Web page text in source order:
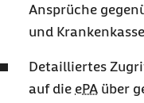
Ansprüche
und
Detailliertes
auf die ePA über